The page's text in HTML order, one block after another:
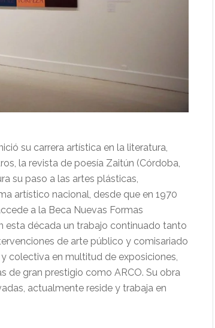
su carrera artística en la literatura,
la revista de poesía Zaitún (Córdoba,
su paso a las artes plásticas,
artístico nacional, desde que en 1970
a la Beca Nuevas Formas
esta década un trabajo continuado tanto
de arte público y comisariado
colectiva en multitud de exposiciones,
de gran prestigio como ARCO. Su obra
actualmente reside y trabaja en